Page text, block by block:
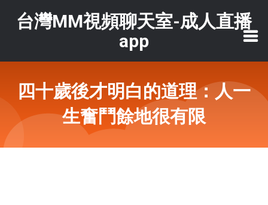
台灣MM視頻聊天室-成人直播
app
四十歲後才明白的道理：人一
生奮鬥餘地很有限